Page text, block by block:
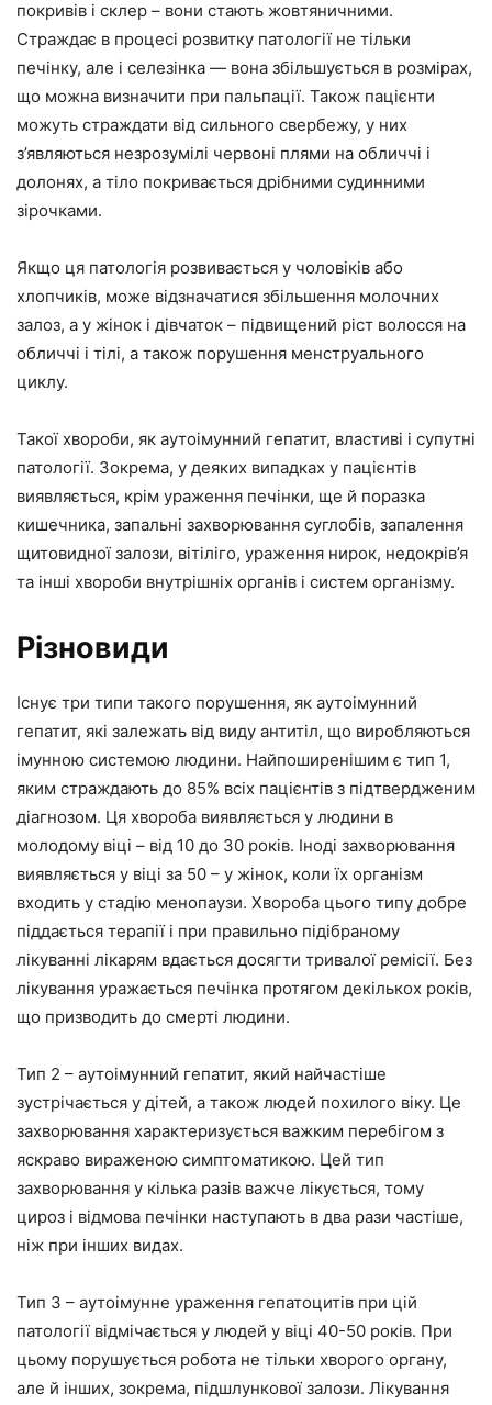
покривів і склер – вони стають жовтяничними.
Страждає в процесі розвитку патології не тільки
печінку, але і селезінка — вона збільшується в розмірах,
що можна визначити при пальпації. Також пацієнти
можуть страждати від сильного свербежу, у них
з’являються незрозумілі червоні плями на обличчі і
долонях, а тіло покривається дрібними судинними
зірочками.
Якщо ця патологія розвивається у чоловіків або
хлопчиків, може відзначатися збільшення молочних
залоз, а у жінок і дівчаток – підвищений ріст волосся на
обличчі і тілі, а також порушення менструального
циклу.
Такої хвороби, як аутоімунний гепатит, властиві і супутні
патології. Зокрема, у деяких випадках у пацієнтів
виявляється, крім ураження печінки, ще й поразка
кишечника, запальні захворювання суглобів, запалення
щитовидної залози, вітіліго, ураження нирок, недокрів’я
та інші хвороби внутрішніх органів і систем організму.
Різновиди
Існує три типи такого порушення, як аутоімунний
гепатит, які залежать від виду антитіл, що виробляються
імунною системою людини. Найпоширенішим є тип 1,
яким страждають до 85% всіх пацієнтів з підтвердженим
діагнозом. Ця хвороба виявляється у людини в
молодому віці – від 10 до 30 років. Іноді захворювання
виявляється у віці за 50 – у жінок, коли їх організм
входить у стадію менопаузи. Хвороба цього типу добре
піддається терапії і при правильно підібраному
лікуванні лікарям вдається досягти тривалої ремісії. Без
лікування уражається печінка протягом декількох років,
що призводить до смерті людини.
Тип 2 – аутоімунний гепатит, який найчастіше
зустрічається у дітей, а також людей похилого віку. Це
захворювання характеризується важким перебігом з
яскраво вираженою симптоматикою. Цей тип
захворювання у кілька разів важче лікується, тому
цироз і відмова печінки наступають в два рази частіше,
ніж при інших видах.
Тип 3 – аутоімунне ураження гепатоцитів при цій
патології відмічається у людей у віці 40-50 років. При
цьому порушується робота не тільки хворого органу,
але й інших, зокрема, підшлункової залози. Лікування